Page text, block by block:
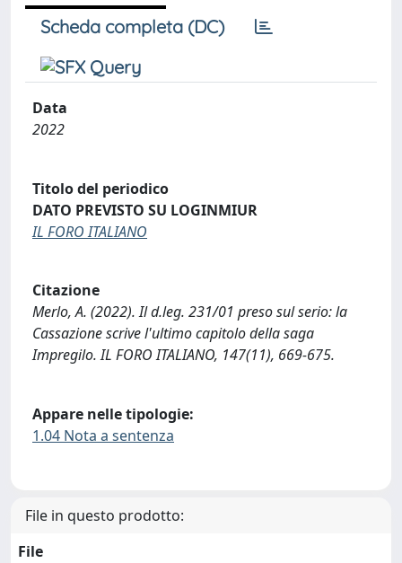
Scheda completa (DC)
Data
2022
Titolo del periodico
DATO PREVISTO SU LOGINMIUR
IL FORO ITALIANO
Citazione
Merlo, A. (2022). Il d.leg. 231/01 preso sul serio: la
Cassazione scrive l'ultimo capitolo della saga
Impregilo. IL FORO ITALIANO, 147(11), 669-675.
Appare nelle tipologie:
1.04 Nota a sentenza
File in questo prodotto:
File